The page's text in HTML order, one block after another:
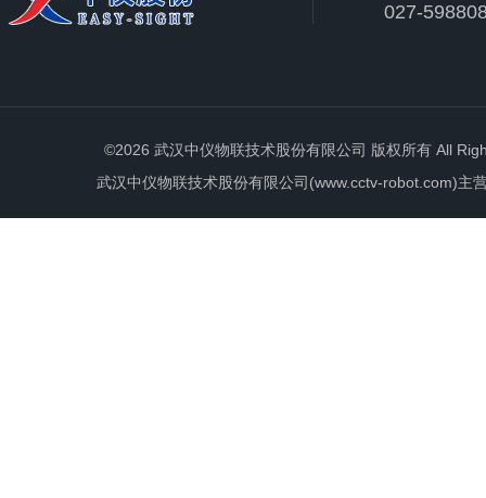
027-
©2026 武汉中仪物联技术股份有限公司 版权所有 All
武汉中仪物联技术股份有限公司(www.cctv-robot.com)主